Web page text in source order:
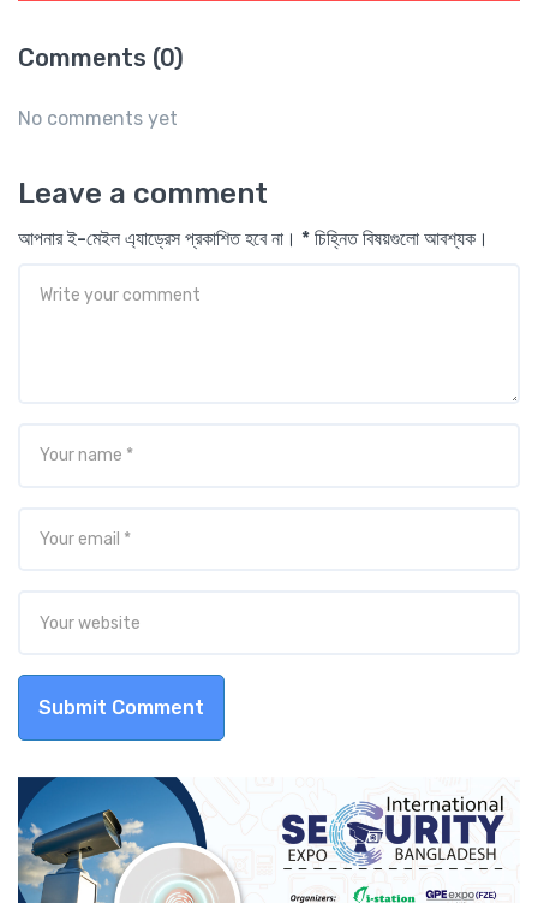
Comments (0)
No comments yet
Leave a comment
আপনার ই-মেইল এ্যাড্রেস প্রকাশিত হবে না। * চিহ্নিত বিষয়গুলো আবশ্যক।
Submit Comment